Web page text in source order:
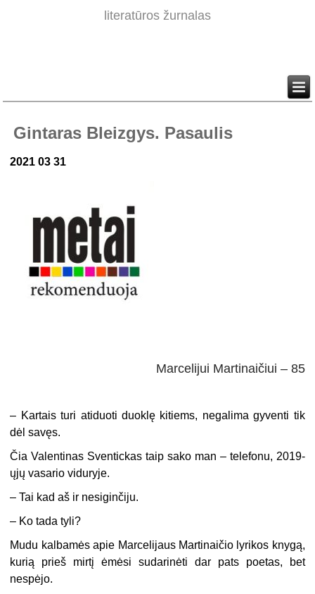
literatūros žurnalas
Gintaras Bleizgys. Pasaulis
2021 03 31
Marcelijui Martinaičiui – 85
– Kartais turi atiduoti duoklę kitiems, negalima gyventi tik
dėl savęs.
Čia Valentinas Sventickas taip sako man – telefonu, 2019-
ųjų vasario viduryje.
– Tai kad aš ir nesiginčiju.
– Ko tada tyli?
Mudu kalbamės apie Marcelijaus Martinaičio lyrikos knygą,
kurią prieš mirtį ėmėsi sudarinėti dar pats poetas, bet
nespėjo.